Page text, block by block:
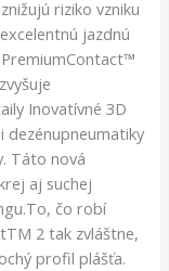
riziko vzniku
jazdnú
Inovatívné 3D
dezénupneumatiky
Táto nová
aj suchej
čo robí
2 tak zvláštne,
profil plášťa.